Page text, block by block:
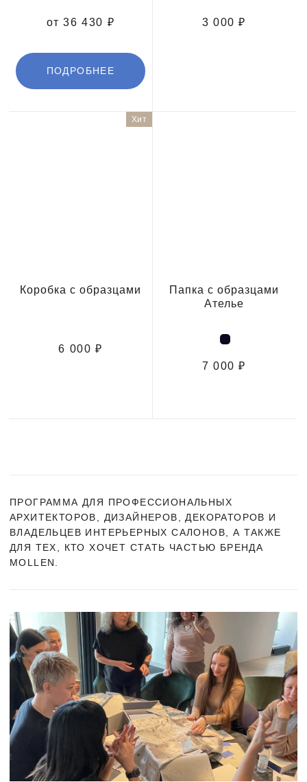
от 36 430 ₽
ПОДРОБНЕЕ
3 000 ₽
Хит
Коробка с образцами
6 000 ₽
Папка с образцами
Ателье
7 000 ₽
ПРОГРАММА ДЛЯ ПРОФЕССИОНАЛЬНЫХ
АРХИТЕКТОРОВ, ДИЗАЙНЕРОВ, ДЕКОРАТОРОВ И
ВЛАДЕЛЬЦЕВ ИНТЕРЬЕРНЫХ САЛОНОВ, А ТАКЖЕ
ДЛЯ ТЕХ, КТО ХОЧЕТ СТАТЬ ЧАСТЬЮ БРЕНДА
MOLLEN.